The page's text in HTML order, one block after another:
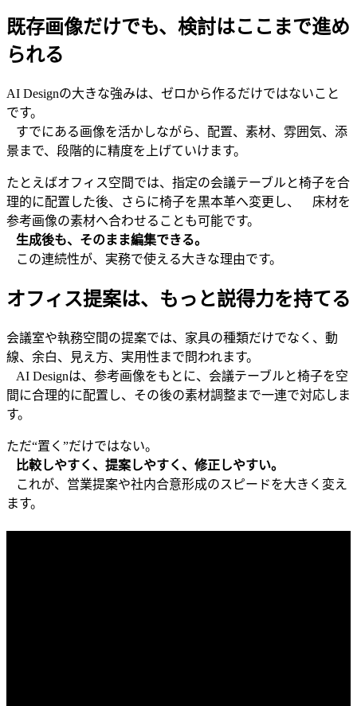
既存画像だけでも、検討はここまで進め
られる
AI Designの大きな強みは、ゼロから作るだけではないこと
です。
すでにある画像を活かしながら、配置、素材、雰囲気、添
景まで、段階的に精度を上げていけます。
たとえばオフィス空間では、指定の会議テーブルと椅子を合
理的に配置した後、さらに椅子を黒本革へ変更し、 床材を
参考画像の素材へ合わせることも可能です。
生成後も、そのまま編集できる。
この連続性が、実務で使える大きな理由です。
オフィス提案は、もっと説得力を持てる
会議室や執務空間の提案では、家具の種類だけでなく、動
線、余白、見え方、実用性まで問われます。
AI Designは、参考画像をもとに、会議テーブルと椅子を空
間に合理的に配置し、その後の素材調整まで一連で対応しま
す。
ただ“置く”だけではない。
比較しやすく、提案しやすく、修正しやすい。
これが、営業提案や社内合意形成のスピードを大きく変え
ます。